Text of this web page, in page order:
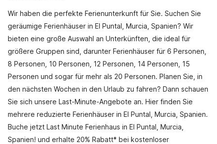
Wir haben die perfekte Ferienunterkunft für Sie. Suchen Sie
geräumige Ferienhäuser in El Puntal, Murcia, Spanien? Wir
bieten eine große Auswahl an Unterkünften, die ideal für
größere Gruppen sind, darunter Ferienhäuser für 6 Personen,
8 Personen, 10 Personen, 12 Personen, 14 Personen, 15
Personen und sogar für mehr als 20 Personen. Planen Sie, in
den nächsten Wochen in den Urlaub zu fahren? Dann schauen
Sie sich unsere Last-Minute-Angebote an. Hier finden Sie
mehrere reduzierte Ferienhäuser in El Puntal, Murcia, Spanien.
Buche jetzt Last Minute Ferienhaus in El Puntal, Murcia,
Spanien! und erhalte 20% Rabatt* bei kostenloser